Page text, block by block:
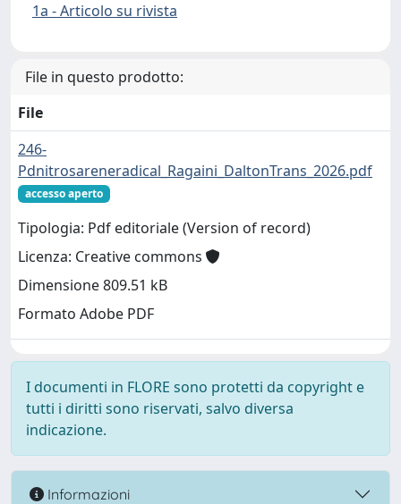
1a - Articolo su rivista
File in questo prodotto:
File
246-
Pdnitrosareneradical_Ragaini_DaltonTrans_2026.pdf
accesso aperto
Tipologia: Pdf editoriale (Version of record)
Licenza: Creative commons
Dimensione 809.51 kB
Formato Adobe PDF
I documenti in FLORE sono protetti da copyright e
tutti i diritti sono riservati, salvo diversa
indicazione.
Informazioni